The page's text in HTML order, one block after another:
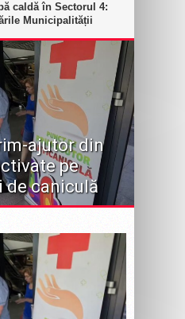
caldă în Sectorul 4:
Municipalității
ajutor din
pe
de caniculă